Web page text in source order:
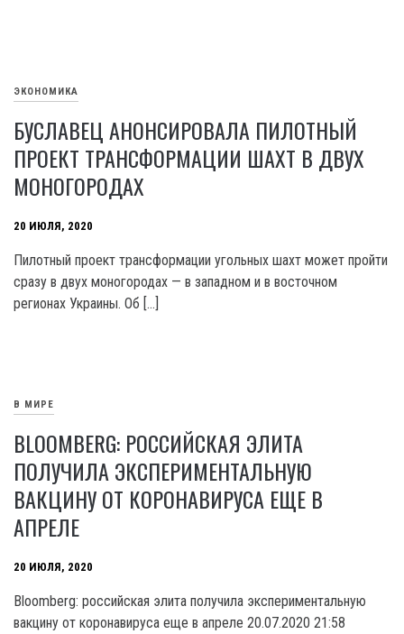
ЭКОНОМИКА
БУСЛАВЕЦ АНОНСИРОВАЛА ПИЛОТНЫЙ
ПРОЕКТ ТРАНСФОРМАЦИИ ШАХТ В ДВУХ
МОНОГОРОДАХ
20 ИЮЛЯ, 2020
Пилотный проект трансформации угольных шахт может пройти
сразу в двух моногородах — в западном и в восточном
регионах Украины. Об […]
В МИРЕ
BLOOMBERG: РОССИЙСКАЯ ЭЛИТА
ПОЛУЧИЛА ЭКСПЕРИМЕНТАЛЬНУЮ
ВАКЦИНУ ОТ КОРОНАВИРУСА ЕЩЕ В
АПРЕЛЕ
20 ИЮЛЯ, 2020
Bloomberg: российская элита получила экспериментальную
вакцину от коронавируса еще в апреле 20.07.2020 21:58